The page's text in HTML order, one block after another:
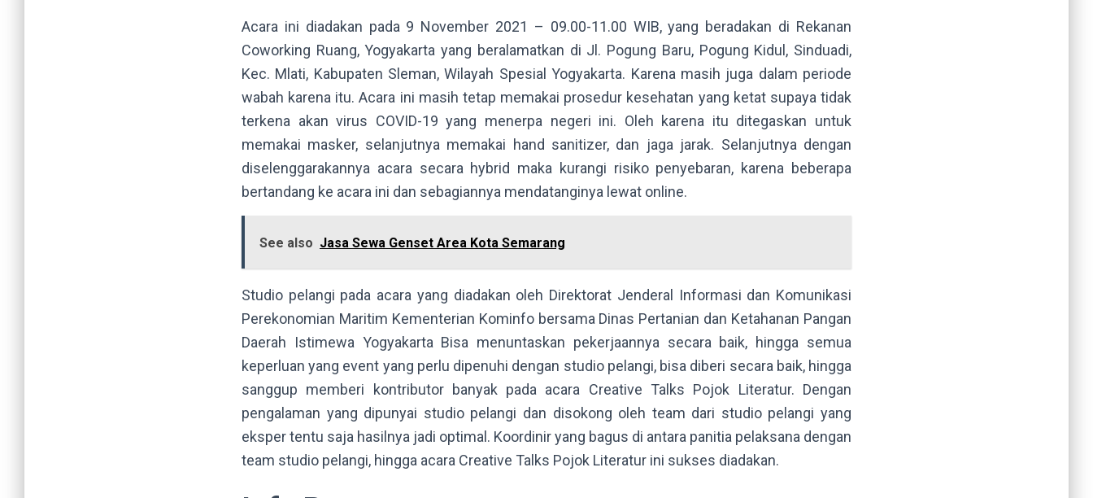
Acara ini diadakan pada 9 November 2021 – 09.00-11.00 WIB, yang beradakan di Rekanan
Coworking Ruang, Yogyakarta yang beralamatkan di Jl. Pogung Baru, Pogung Kidul, Sinduadi,
Kec. Mlati, Kabupaten Sleman, Wilayah Spesial Yogyakarta. Karena masih juga dalam periode
wabah karena itu. Acara ini masih tetap memakai prosedur kesehatan yang ketat supaya tidak
terkena akan virus COVID-19 yang menerpa negeri ini. Oleh karena itu ditegaskan untuk
memakai masker, selanjutnya memakai hand sanitizer, dan jaga jarak. Selanjutnya dengan
diselenggarakannya acara secara hybrid maka kurangi risiko penyebaran, karena beberapa
bertandang ke acara ini dan sebagiannya mendatanginya lewat online.
See also Jasa Sewa Genset Area Kota Semarang
Studio pelangi pada acara yang diadakan oleh Direktorat Jenderal Informasi dan Komunikasi
Perekonomian Maritim Kementerian Kominfo bersama Dinas Pertanian dan Ketahanan Pangan
Daerah Istimewa Yogyakarta Bisa menuntaskan pekerjaannya secara baik, hingga semua
keperluan yang event yang perlu dipenuhi dengan studio pelangi, bisa diberi secara baik, hingga
sanggup memberi kontributor banyak pada acara Creative Talks Pojok Literatur. Dengan
pengalaman yang dipunyai studio pelangi dan disokong oleh team dari studio pelangi yang
eksper tentu saja hasilnya jadi optimal. Koordinir yang bagus di antara panitia pelaksana dengan
team studio pelangi, hingga acara Creative Talks Pojok Literatur ini sukses diadakan.